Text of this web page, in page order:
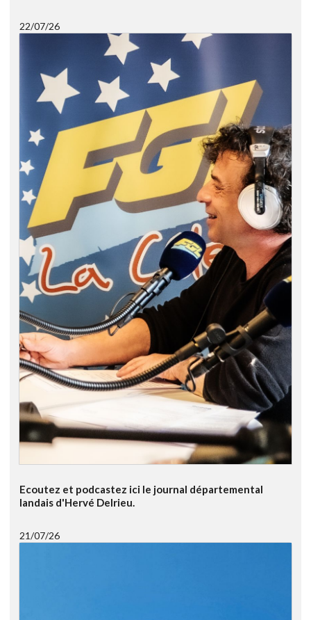
22/07/26
Ecoutez et podcastez ici le journal départemental
landais d'Hervé Delrieu.
21/07/26